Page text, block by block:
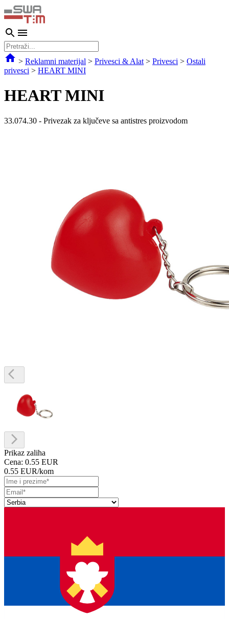
> Reklamni materijal > Privesci & Alat > Privesci > Ostali
privesci > HEART MINI
HEART MINI
33.074.30 - Privezak za ključeve sa antistres proizvodom
Prikaz zaliha
Cena: 0.55 EUR
0.55 EUR/kom